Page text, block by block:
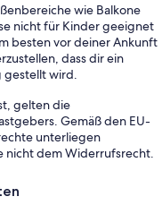
wie Balkone
nicht für Kinder geeignet
besten vor deiner Ankunft
dass dir ein
gestellt wird.
gelten die
Gemäß den EU-
unterliegen
nicht dem Widerrufsrecht.